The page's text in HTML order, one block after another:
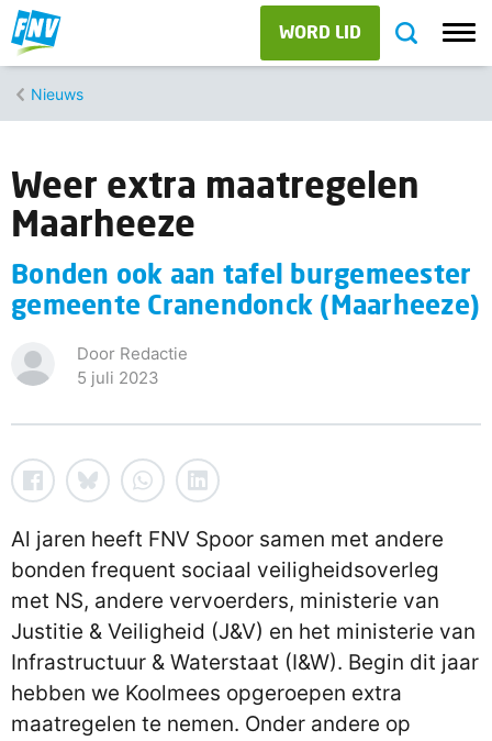
WORD LID
Nieuws
Weer extra maatregelen
Maarheeze
Bonden ook aan tafel burgemeester
gemeente Cranendonck (Maarheeze)
Door Redactie
5 juli 2023
Al jaren heeft FNV Spoor samen met andere
bonden frequent sociaal veiligheidsoverleg
met NS, andere vervoerders, ministerie van
Justitie & Veiligheid (J&V) en het ministerie van
Infrastructuur & Waterstaat (I&W). Begin dit jaar
hebben we Koolmees opgeroepen extra
maatregelen te nemen. Onder andere op